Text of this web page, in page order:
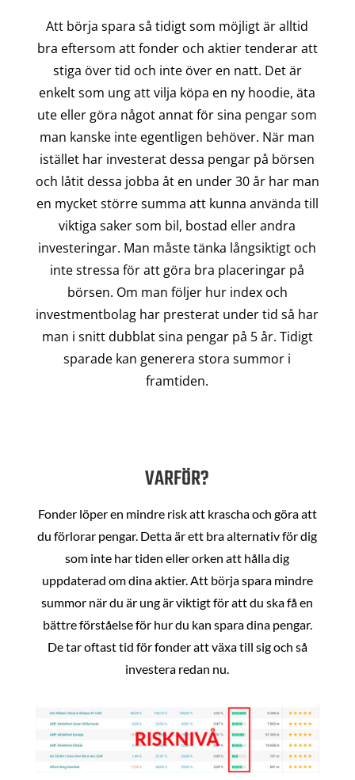
Att börja spara så tidigt som möjligt är alltid
bra eftersom att fonder och aktier tenderar att
stiga över tid och inte över en natt. Det är
enkelt som ung att vilja köpa en ny hoodie, äta
ute eller göra något annat för sina pengar som
man kanske inte egentligen behöver. När man
istället har investerat dessa pengar på börsen
och låtit dessa jobba åt en under 30 år har man
en mycket större summa att kunna använda till
viktiga saker som bil, bostad eller andra
investeringar. Man måste tänka långsiktigt och
inte stressa för att göra bra placeringar på
börsen. Om man följer hur index och
investmentbolag har presterat under tid så har
man i snitt dubblat sina pengar på 5 år. Tidigt
sparade kan generera stora summor i
framtiden.
VARFÖR?
Fonder löper en mindre risk att krascha och göra att
du förlorar pengar. Detta är ett bra alternativ för dig
som inte har tiden eller orken att hålla dig
uppdaterad om dina aktier. Att börja spara mindre
summor när du är ung är viktigt för att du ska få en
bättre förståelse för hur du kan spara dina pengar.
De tar oftast tid för fonder att växa till sig och så
investera redan nu.